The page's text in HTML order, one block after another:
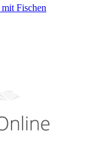
Fischen